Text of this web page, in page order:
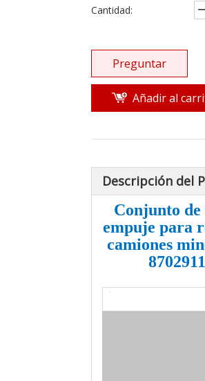
Cantidad:
Preguntar
Añadir al
Descripción del
Conjunto
empuje para
camiones